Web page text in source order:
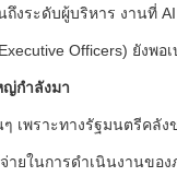
งระดับผู้บริหาร งานที่
Officers) ยังพอ
กำลังมา
เพราะทางรัฐมนตรีคลั
ายในการดำเนินงานของ